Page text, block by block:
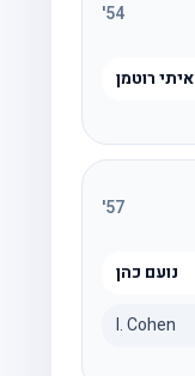
54
'
איתי רוטמן
57
'
נועם כהן
I. Cohen